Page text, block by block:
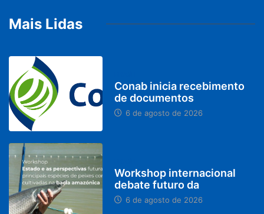
Mais Lidas
Conab inicia recebimento
de documentos
6 de agosto de 2026
Workshop internacional
debate futuro da
6 de agosto de 2026